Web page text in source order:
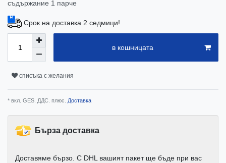
съдържание 1 парче
Срок на доставка 2 седмици!
в кошницата
списъка с желания
* вкл. GES. ДДС. плюс. Доставка
Бърза доставка
Доставяме бързо. С DHL вашият пакет ще бъде при вас